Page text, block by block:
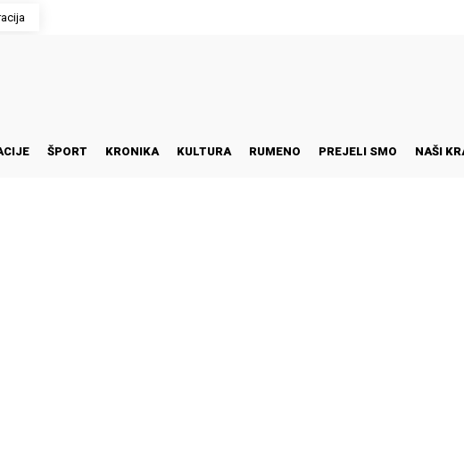
ŠPORT KRONIKA KULTURA RUMENO PREJELI SMO NAŠI